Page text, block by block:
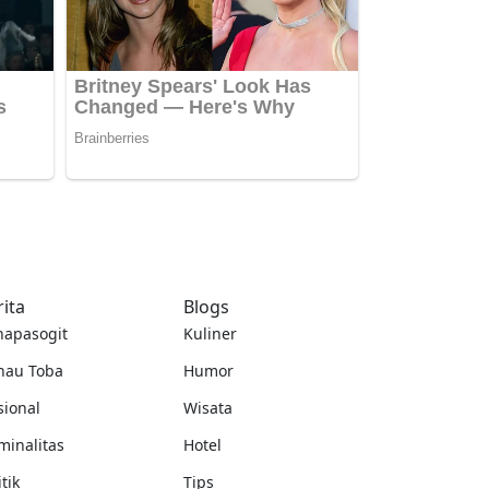
Toba
Blogs
Kuliner
Humor
Wisata
Hotel
Tips